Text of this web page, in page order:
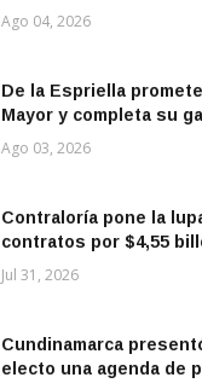
Ago 04, 2026
De la Espriella
Mayor y completa su
Ago 03, 2026
Contraloría pone la
contratos por $4,55
Jul 31, 2026
Cundinamarca
electo una agenda de